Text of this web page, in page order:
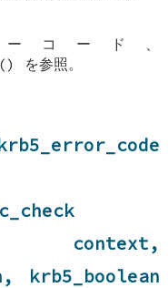
コード、
を参照。
context,
krb5_boolean